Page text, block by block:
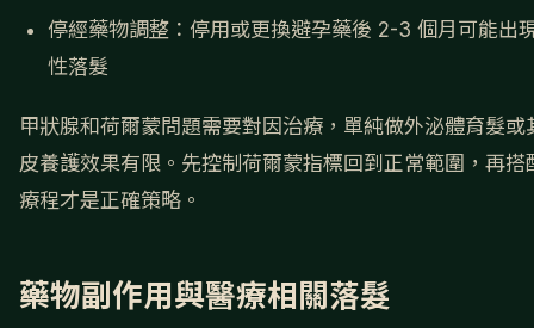
停經藥物調整：停用或更換避孕藥後 2-3 個月可能出
性落髮
甲狀腺和荷爾蒙問題需要對因治療，單純做外泌體育髮或
皮養護效果有限。先控制荷爾蒙指標回到正常範圍，再搭
療程才是正確策略。
藥物副作用與醫療相關落髮